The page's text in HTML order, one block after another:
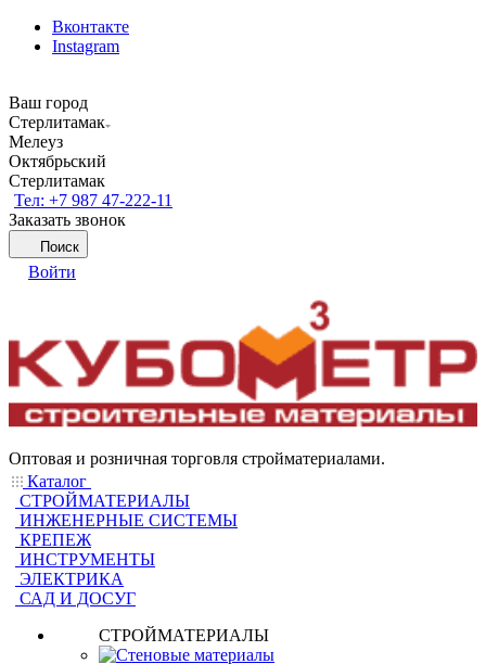
Вконтакте
Instagram
Ваш город
Стерлитамак
Мелеуз
Октябрьский
Стерлитамак
Тел: +7 987 47-222-11
Заказать звонок
Поиск
Войти
Оптовая и розничная торговля стройматериалами.
Каталог
СТРОЙМАТЕРИАЛЫ
ИНЖЕНЕРНЫЕ СИСТЕМЫ
КРЕПЕЖ
ИНСТРУМЕНТЫ
ЭЛЕКТРИКА
САД И ДОСУГ
СТРОЙМАТЕРИАЛЫ